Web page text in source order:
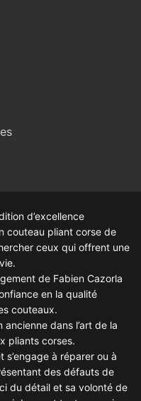
d’excellence
couteau pliant corse de
ceux qui offrent une
de Fabien Cazorla
en la qualité
couteaux.
dans l’art de la
pliants corses.
à réparer ou à
des défauts de
du détail et sa volonté de